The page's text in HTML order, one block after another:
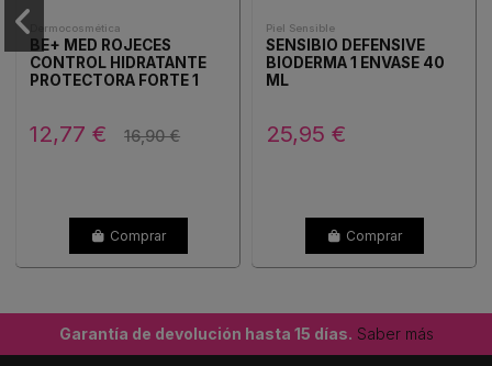
Dermocosmética
BE+ MED ROJECES
CONTROL HIDRATANTE
PROTECTORA FORTE 1
12,77 € 16,90 €
Comprar
Piel Sensible
SENSIBIO DEFENSIVE
BIODERMA 1 ENVASE 40
ML
25,95 €
Comprar
Garantía de devolución hasta 15 días. Saber más